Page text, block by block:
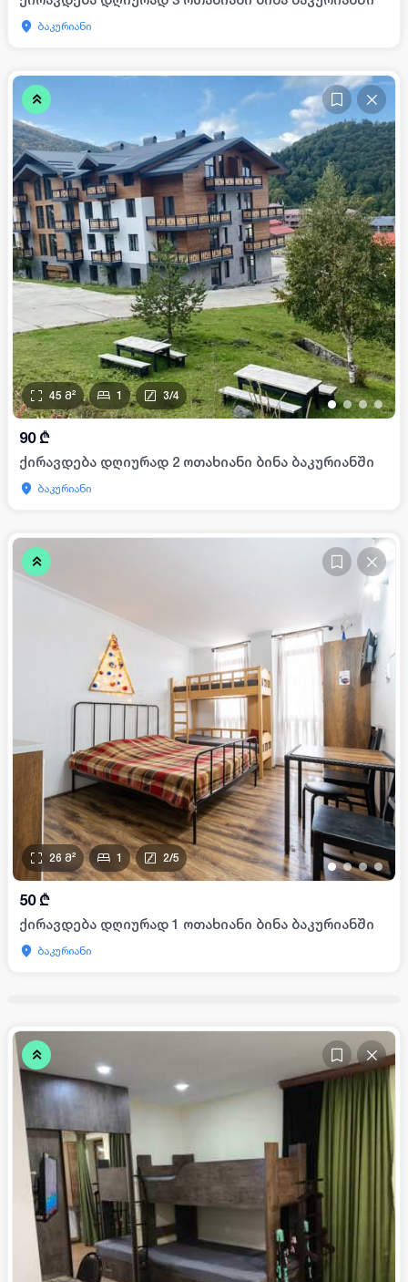
ბაკურიანი
••••
45 მ² 1 3/4
90 ₾
ქირავდება დღიურად 2 ოთახიანი ბინა ბაკურიანში
ბაკურიანი
••••
26 მ² 1 2/5
50 ₾
ქირავდება დღიურად 1 ოთახიანი ბინა ბაკურიანში
ბაკურიანი